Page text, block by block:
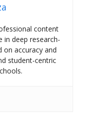
content
in deep research-
on accuracy and
student-centric